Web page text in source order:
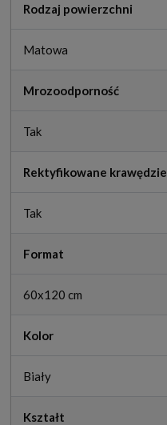
Rodzaj powierzchni
Matowa
Mrozoodporność
Tak
Rektyfikowane krawędzie
Tak
Format
60x120 cm
Kolor
Biały
Kształt